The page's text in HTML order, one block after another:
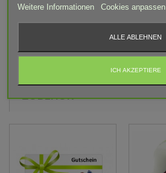
BEWERTUNGEN
Aktuell keine Kunden-Kommentare
ZUBEHÖR
Weitere Informationen Cookies anpassen
ALLE ABLEHNEN
ICH AKZEPTIERE